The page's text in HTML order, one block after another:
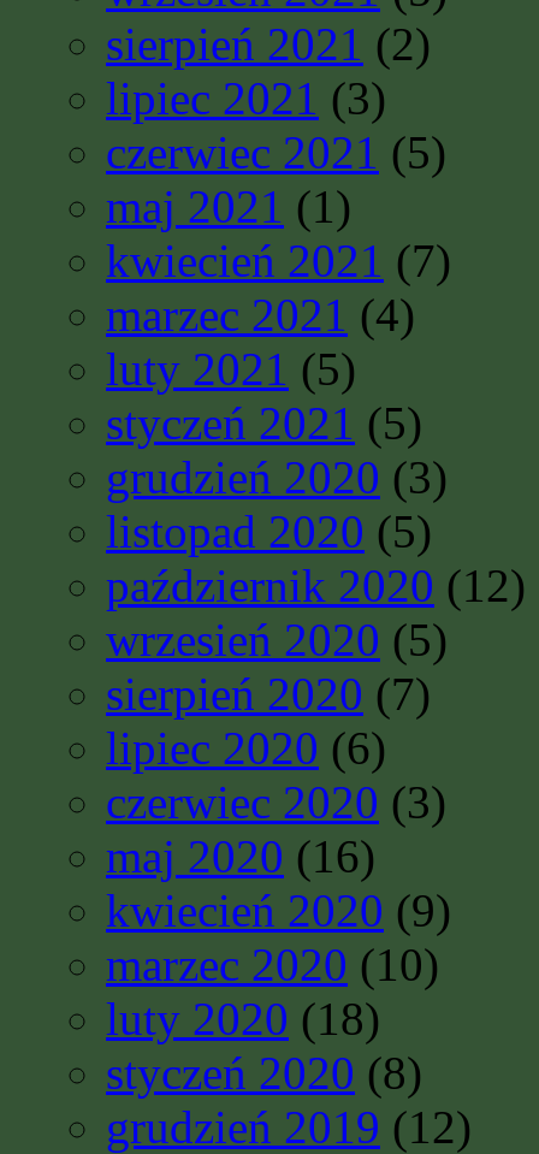
sierpień 2021 (2)
lipiec 2021 (3)
czerwiec 2021 (5)
maj 2021 (1)
kwiecień 2021 (7)
marzec 2021 (4)
luty 2021 (5)
styczeń 2021 (5)
grudzień 2020 (3)
listopad 2020 (5)
październik 2020 (12)
wrzesień 2020 (5)
sierpień 2020 (7)
lipiec 2020 (6)
czerwiec 2020 (3)
maj 2020 (16)
kwiecień 2020 (9)
marzec 2020 (10)
luty 2020 (18)
styczeń 2020 (8)
grudzień 2019 (12)